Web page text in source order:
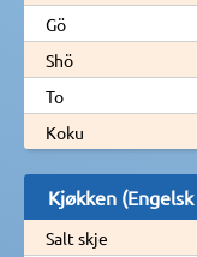
Gö
Shö
To
Koku
Kjøkken
Salt skje